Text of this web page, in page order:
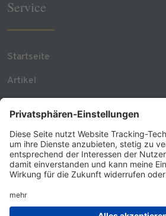
Service
Startseite
Artikel
Kontakt
© 2026 - GÖRG